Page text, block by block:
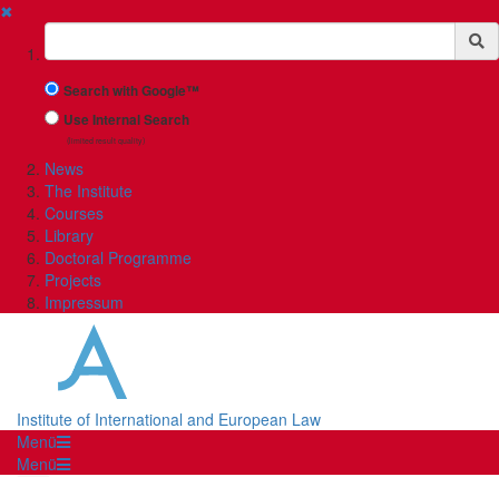
✖
Suchbegriff
Search with Google™
Use Internal Search
(limited result quality)
News
The Institute
Courses
Library
Doctoral Programme
Projects
Impressum
Institute of International and European Law
Menü
Menü